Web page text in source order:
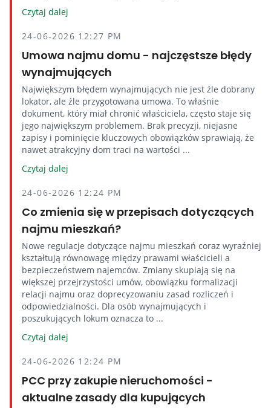
Czytaj dalej
24-06-2026 12:27 PM
Umowa najmu domu - najczęstsze błędy
wynajmujących
Największym błędem wynajmujących nie jest źle dobrany
lokator, ale źle przygotowana umowa. To właśnie
dokument, który miał chronić właściciela, często staje się
jego największym problemem. Brak precyzji, niejasne
zapisy i pominięcie kluczowych obowiązków sprawiają, że
nawet atrakcyjny dom traci na wartości ...
Czytaj dalej
24-06-2026 12:24 PM
Co zmienia się w przepisach dotyczących
najmu mieszkań?
Nowe regulacje dotyczące najmu mieszkań coraz wyraźniej
kształtują równowagę między prawami właścicieli a
bezpieczeństwem najemców. Zmiany skupiają się na
większej przejrzystości umów, obowiązku formalizacji
relacji najmu oraz doprecyzowaniu zasad rozliczeń i
odpowiedzialności. Dla osób wynajmujących i
poszukujących lokum oznacza to ...
Czytaj dalej
24-06-2026 12:24 PM
PCC przy zakupie nieruchomości -
aktualne zasady dla kupujących